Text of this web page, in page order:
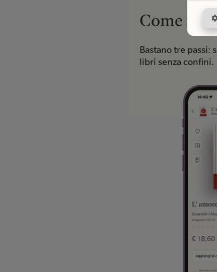
Come
Bastano tre passi:
libri senza confini.